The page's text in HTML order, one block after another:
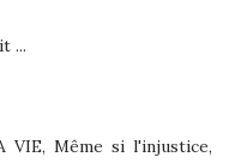
...
VIE, Même si l'injustice,